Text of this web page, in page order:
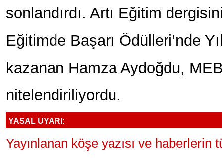
sonlandırdı. Artı Eğitim
Eğitimde Başarı Ödülleri’nde
kazanan Hamza Aydoğdu,
nitelendiriliyordu.
YASAL UYARI:
Yayınlanan köşe yazısı ve haberlerin